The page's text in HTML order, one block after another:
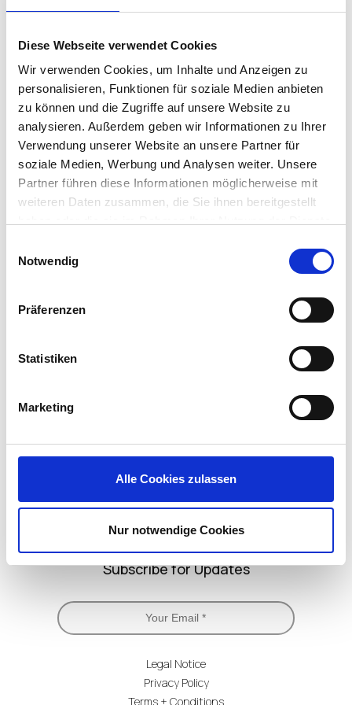
Diese Webseite verwendet Cookies
Wir verwenden Cookies, um Inhalte und Anzeigen zu
personalisieren, Funktionen für soziale Medien anbieten
zu können und die Zugriffe auf unsere Website zu
analysieren. Außerdem geben wir Informationen zu Ihrer
Verwendung unserer Website an unsere Partner für
soziale Medien, Werbung und Analysen weiter. Unsere
Partner führen diese Informationen möglicherweise mit
weiteren Daten zusammen, die Sie ihnen bereitgestellt
Notwendig
Präferenzen
Statistiken
Marketing
Alle Cookies zulassen
Nur notwendige Cookies
Secure Desktop™
So far in this series, we’ve explored: The Preventative
Security Model™ – IGEL’s strategic framework aligning
endpoint, security, and operational strategies. The
Preventative Security Architecture™ – The secure-by-
design foundation that removes attack vectors by
default. Now, in Part 3, we…
James Millington •June 24, 2025
Subscribe for Updates
Legal Notice
Privacy Policy
Terms + Conditions